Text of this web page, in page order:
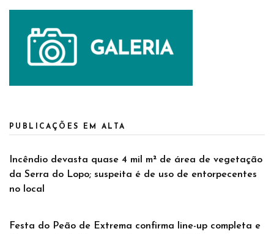
PUBLICAÇÕES EM ALTA
Incêndio devasta quase 4 mil m² de área de vegetação
da Serra do Lopo; suspeita é de uso de entorpecentes
no local
Festa do Peão de Extrema confirma line-up completa e